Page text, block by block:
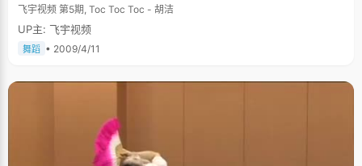
飞宇视频 第5期, Toc Toc Toc - 胡洁
UP主: 飞宇视频
舞蹈 • 2009/4/11